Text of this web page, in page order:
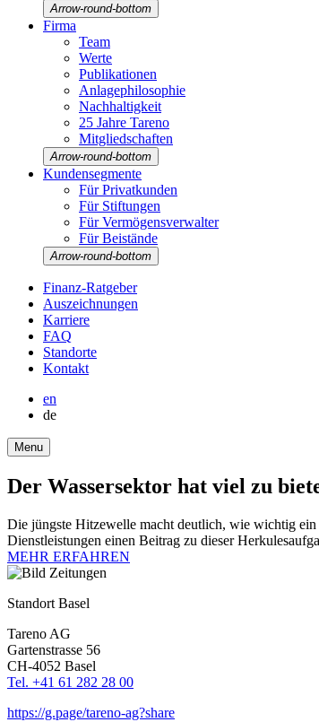
Arrow-round-bottom
Firma
Team
Werte
Publi­ka­tionen
Anlage­phi­lo­so­phie
Nachhal­tig­keit
25 Jahre Tareno
Mitglied­schaften
Arrow-round-bottom
Kunden­seg­mente
Für Privat­kunden
Für Stiftungen
Für Vermö­gens­ver­walter
Für Beistände
Arrow-round-bottom
Finanz-Ratgeber
Auszeich­nungen
Karriere
FAQ
Stand­orte
Kontakt
en
de
Menu
Der Wasser­sektor hat viel zu
Die jüngste Hitze­welle macht deutlich, wie wichtig ein
Dienst­lei­stungen einen Beitrag zu dieser
MEHR ERFAHREN
Standort Basel
Tareno AG
Garten­strasse 56
CH-4052 Basel
Tel. +41 61 282 28 00
https://g.page/tareno-ag?share